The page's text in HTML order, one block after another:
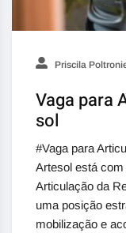
Priscila
Vaga para
sol
#Vaga para
Artesol está
Articulação da
uma posição
mobilização e